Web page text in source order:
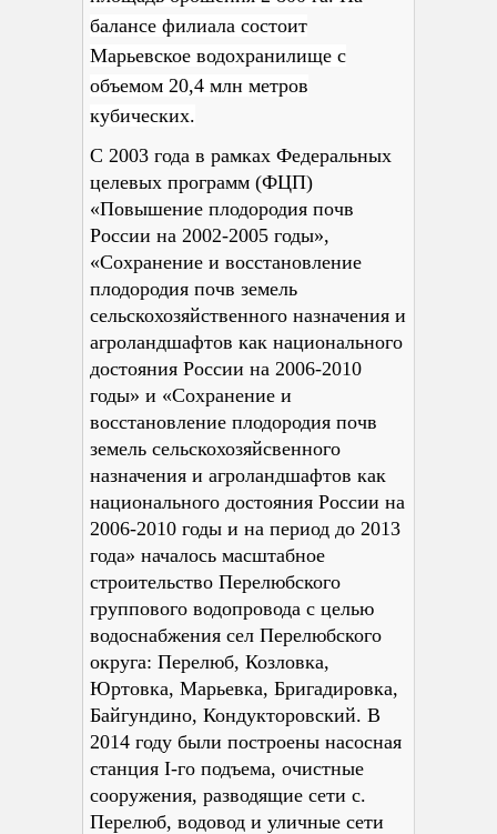
балансе филиала состоит
Марьевское водохранилище с
объемом 20,4 млн метров
кубических.
С 2003 года в рамках Федеральных
целевых программ (ФЦП)
«Повышение плодородия почв
России на 2002-2005 годы»,
«Сохранение и восстановление
плодородия почв земель
сельскохозяйственного назначения и
агроландшафтов как национального
достояния России на 2006-2010
годы» и «Сохранение и
восстановление плодородия почв
земель сельскохозяйсвенного
назначения и агроландшафтов как
национального достояния России на
2006-2010 годы и на период до 2013
года» началось масштабное
строительство Перелюбского
группового водопровода с целью
водоснабжения сел Перелюбского
округа: Перелюб, Козловка,
Юртовка, Марьевка, Бригадировка,
Байгундино, Кондукторовский. В
2014 году были построены насосная
станция I-го подъема, очистные
сооружения, разводящие сети с.
Перелюб, водовод и уличные сети